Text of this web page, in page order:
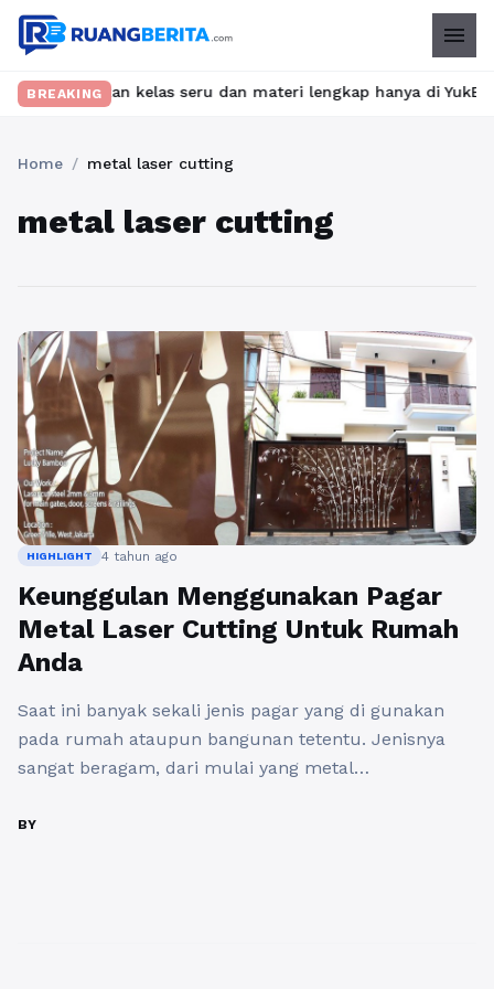
menu
BREAKINGkelas seru dan materi lengkap hanya di
Home / metal laser cutting
metal laser cutting
HIGHLIGHT 4 tahun ago
Keunggulan Menggunakan Pagar
Metal Laser Cutting Untuk Rumah
Anda
Saat ini banyak sekali jenis pagar yang di gunakan
pada rumah ataupun bangunan tetentu. Jenisnya
sangat beragam, dari mulai yang metal
cutting, hollow hingga yang non metal, seperti
BY